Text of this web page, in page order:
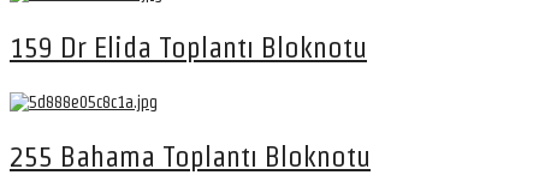
159 Dr Elida Toplantı Bloknotu
255 Bahama Toplantı Bloknotu